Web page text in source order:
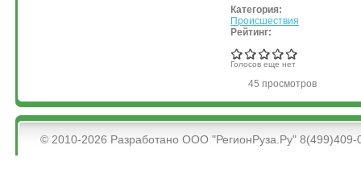
Категория:
Происшествия
Рейтинг:
Голосов еще нет
45 просмотров
&bsps;
© 2010-2026 Разработано ООО "РегионРуза.Ру" 8(499)409-